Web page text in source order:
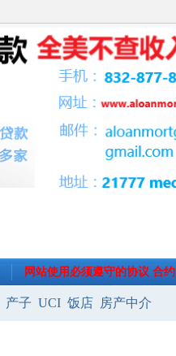
网站使用必须遵守的协议 合约
产子 UCI 饭店 房产中介